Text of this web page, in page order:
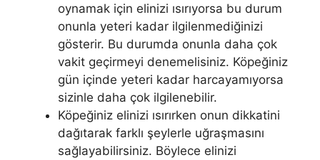
oynamak için elinizi ısırıyorsa bu durum
onunla yeteri kadar ilgilenmediğinizi
gösterir. Bu durumda onunla daha çok
vakit geçirmeyi denemelisiniz. Köpeğiniz
gün içinde yeteri kadar harcayamıyorsa
sizinle daha çok ilgilenebilir.
Köpeğiniz elinizi ısırırken onun dikkatini
dağıtarak farklı şeylerle uğraşmasını
sağlayabilirsiniz. Böylece elinizi